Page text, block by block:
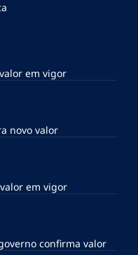
em vigor
novo valor
em vigor
confirma valor